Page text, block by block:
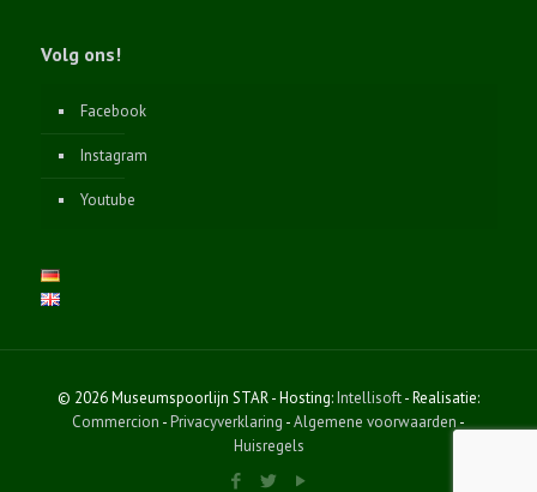
Volg ons!
Facebook
Instagram
Youtube
© 2026 Museumspoorlijn STAR - Hosting:Intellisoft- Realisatie:
Commercion -Privacyverklaring -Algemene voorwaarden -
Huisregels